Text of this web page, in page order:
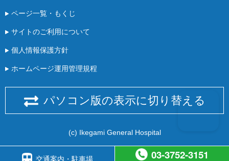
ページ一覧・もくじ
サイトのご利用について
個人情報保護方針
ホームページ運用管理規程
パソコン版の表示に切り替える
(c) Ikegami General Hospital
交通案内・駐車場 03-3752-3151